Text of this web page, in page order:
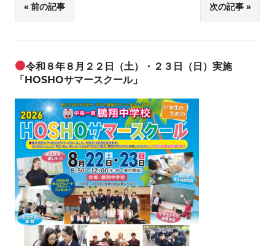
投
稿
ナ
ビ
ゲ
ー
シ
ョ
ン
前の記事 次の記事
令和８年８月２２日（土）・２３日（日）実施
「HOSHOサマースクール」